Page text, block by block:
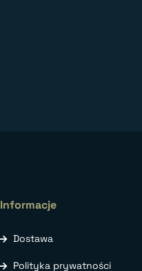
Informacje
Dostawa
Polityka prywatności